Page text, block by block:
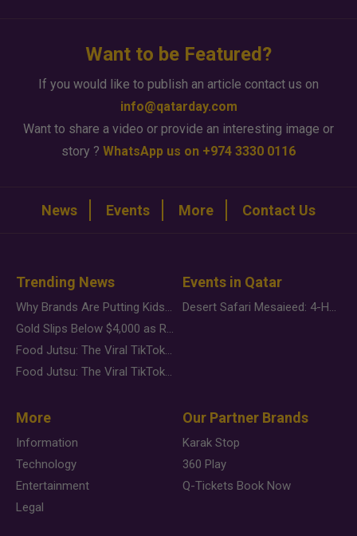
Want to be Featured?
If you would like to publish an article contact us on
info@qatarday.com
Want to share a video or provide an interesting image or
story ? WhatsApp us on +974 3330 0116
News Events More Contact Us
Trending News
Why Brands Are Putting Kids Behind the Camera in a New Instagram Trend
Gold Slips Below $4,000 as Rate Fears Trump Geopolitical Risk
Food Jutsu: The Viral TikTok Trend Taking Over Social Media
Food Jutsu: The Viral TikTok Trend Taking Over Social Media
Events in Qatar
Desert Safari Mesaieed: 4-Hour Dunes & Inland Sea Adventure
More
Information
Technology
Entertainment
Legal
Our Partner Brands
Karak Stop
360 Play
Q-Tickets Book Now